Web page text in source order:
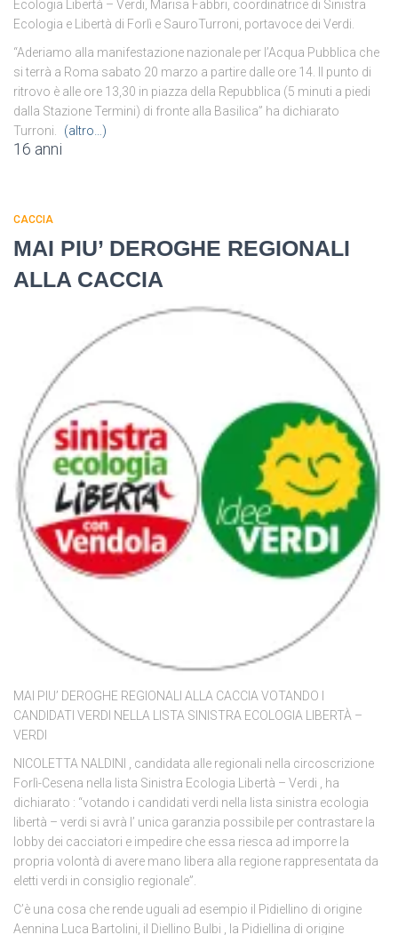
Ecologia Libertà – Verdi, Marisa Fabbri, coordinatrice di Sinistra
Ecologia e Libertà di Forlì e SauroTurroni, portavoce dei Verdi.
“Aderiamo alla manifestazione nazionale per l’Acqua Pubblica che
si terrà a Roma sabato 20 marzo a partire dalle ore 14. Il punto di
ritrovo è alle ore 13,30 in piazza della Repubblica (5 minuti a piedi
dalla Stazione Termini) di fronte alla Basilica” ha dichiarato
Turroni.
(altro…)
16 anni
CACCIA
MAI PIU’ DEROGHE REGIONALI
ALLA CACCIA
MAI PIU’ DEROGHE REGIONALI ALLA CACCIA VOTANDO I
CANDIDATI VERDI NELLA LISTA SINISTRA ECOLOGIA LIBERTÀ –
VERDI
NICOLETTA NALDINI , candidata alle regionali nella circoscrizione
Forlì-Cesena nella lista Sinistra Ecologia Libertà – Verdi , ha
dichiarato : “votando i candidati verdi nella lista sinistra ecologia
libertà – verdi si avrà l’ unica garanzia possibile per contrastare la
lobby dei cacciatori e impedire che essa riesca ad imporre la
propria volontà di avere mano libera alla regione rappresentata da
eletti verdi in consiglio regionale”.
C’è una cosa che rende uguali ad esempio il Pidiellino di origine
Aennina Luca Bartolini, il Diellino Bulbi , la Pidiellina di origine